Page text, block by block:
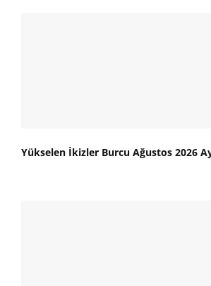
Yükselen İkizler Burcu Ağustos 2026